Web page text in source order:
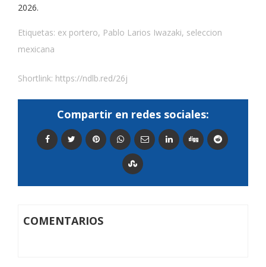
2026.
Etiquetas: ex portero, Pablo Larios Iwazaki, seleccion
mexicana
Shortlink: https://ndlb.red/26j
Compartir en redes sociales:
COMENTARIOS